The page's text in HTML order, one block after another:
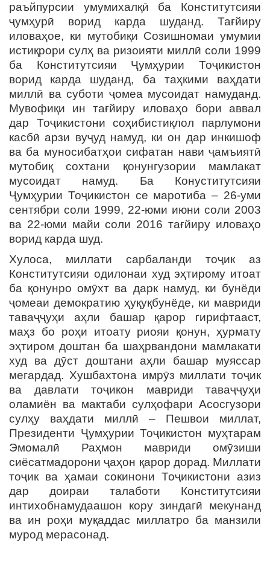
раъйпурсии умумихалқӣ ба Конститутсияи
ҷумҳурӣ ворид карда шуданд. Тағйиру
иловаҳое, ки мутобиқи Созишномаи умумии
истиқрори сулҳ ва ризоияти миллӣ соли 1999
ба Конститутсияи Ҷумҳурии Тоҷикистон
ворид карда шуданд, ба таҳкими ваҳдати
миллӣ ва суботи ҷомеа мусоидат намуданд.
Мувофиқи ин тағйиру иловаҳо бори аввал
дар Тоҷикистони соҳибистиқлол парлумони
касбӣ арзи вуҷуд намуд, ки он дар инкишоф
ва ба муносибатҳои сифатан нави ҷамъиятӣ
мутобиқ сохтани қонунгузории мамлакат
мусоидат намуд. Ба Конуститутсияи
Ҷумҳурии Тоҷикистон се маротиба – 26-уми
сентябри соли 1999, 22-юми июни соли 2003
ва 22-юми майи соли 2016 тағйиру иловаҳо
ворид карда шуд.
Хулоса, миллати сарбаланди тоҷик аз
Конститутсияи одилонаи худ эҳтирому итоат
ба қонунро омӯхт ва дарк намуд, ки бунёди
ҷомеаи демократию ҳуқуқбунёде, ки мавриди
таваҷҷуҳи аҳли башар қарор гирифтааст,
маҳз бо роҳи итоату риояи қонун, ҳурмату
эҳтиром доштан ба шаҳрвандони мамлакати
худ ва дӯст доштани аҳли башар муяссар
мегардад. Хушбахтона имрӯз миллати тоҷик
ва давлати тоҷикон мавриди таваҷҷуҳи
оламиён ва мактаби сулҳофари Асосгузори
сулҳу ваҳдати миллӣ – Пешвои миллат,
Президенти Ҷумҳурии Тоҷикистон муҳтарам
Эмомалӣ Раҳмон мавриди омӯзиши
сиёсатмадорони ҷаҳон қарор дорад. Миллати
тоҷик ва ҳамаи сокинони Тоҷикистони азиз
дар доираи талаботи Конститутсияи
интихобнамудаашон кору зиндагӣ мекунанд
ва ин роҳи муқаддас миллатро ба манзили
мурод мерасонад.